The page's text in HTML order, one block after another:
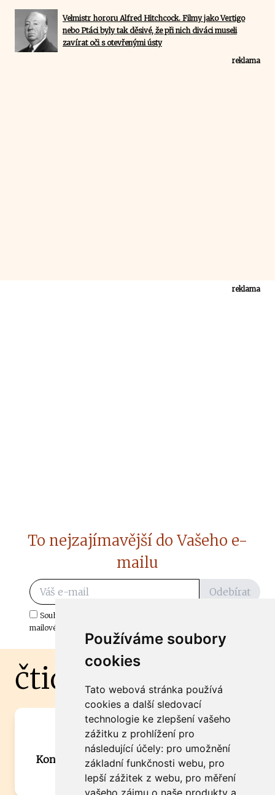
Používáme soubory
cookies
Tato webová stránka používá
cookies a další sledovací
technologie ke zlepšení vašeho
zážitku z prohlížení pro
následující účely: pro umožnění
základní funkčnosti webu, pro
lepší zážitek z webu, pro měření
vašeho zájmu o naše produkty a
Velmistr hororu Alfred Hitchcock. Filmy jako Vertigo
nebo Ptáci byly tak děsivé, že při nich diváci museli
zavírat oči s otevřenými ústy
reklama
reklama
To nejzajímavější do Vašeho e-
mailu
Odebírat
Souhlasím s odběrem důležitých zpráv ze ČtiDoma.cz do mé e-
mailové schránky.
čtidoma.cz
Máte zajímavou informaci? Chcete
spolupracovat?
Kontaktujte šéfredaktora Martina Chalupu:
chalupa@ctidoma.cz